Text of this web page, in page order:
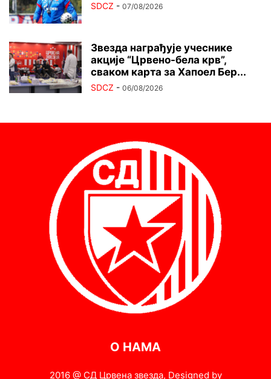
SDCZ - 07/08/2026
Звезда награђује учеснике
акције “Црвено-бела крв”,
сваком карта за Хапоел Бер...
SDCZ - 06/08/2026
О НАМА
2016 @ СД Црвена звезда, Designed by